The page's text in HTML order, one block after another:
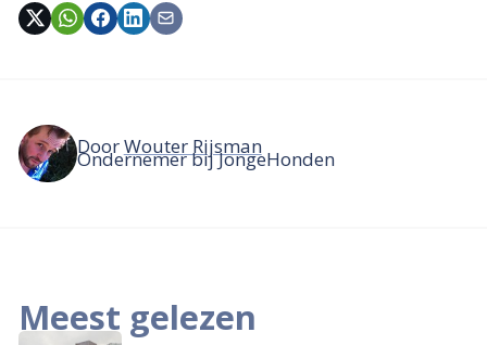
DoorWouter Rijsman
Ondernemer bij JongeHonden
Meest gelezen